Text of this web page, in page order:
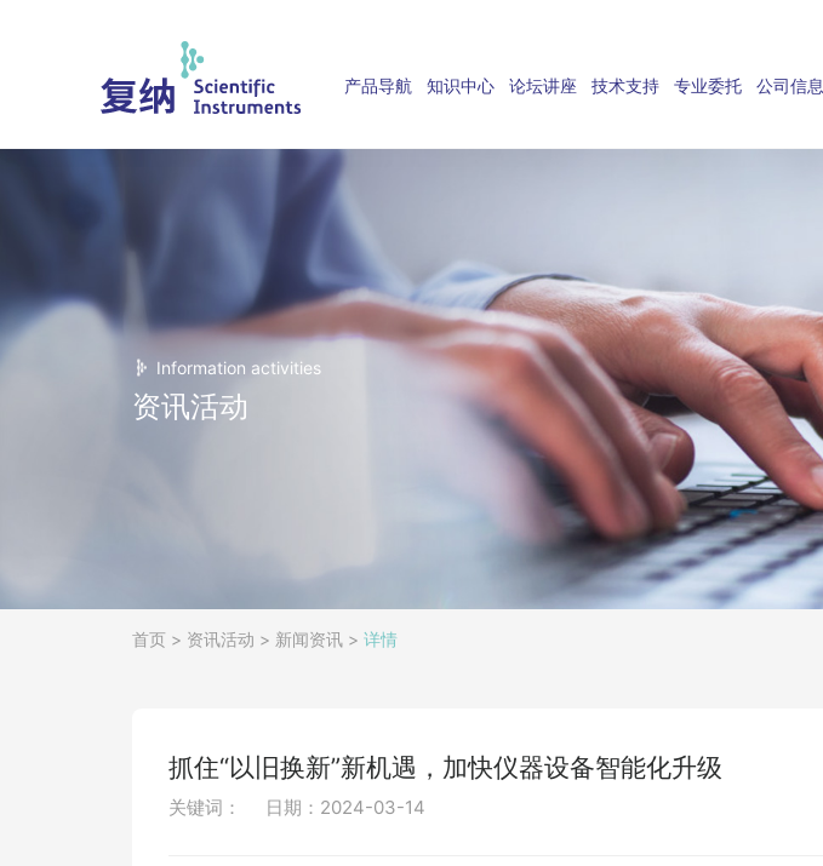
产品导航 知识中心 论坛讲座 技术支持 专业委托 公司信息
Information activities
资讯活动
首页 > 资讯活动 > 新闻资讯 > 详情
抓住“以旧换新”新机遇，加快仪器设备智能化升级
关键词： 日期：2024-03-14